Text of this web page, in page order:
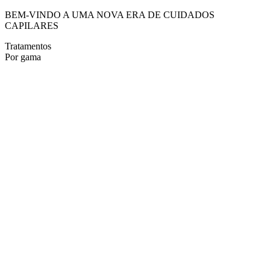
BEM-VINDO A UMA NOVA ERA DE CUIDADOS
CAPILARES
Tratamentos
Por gama